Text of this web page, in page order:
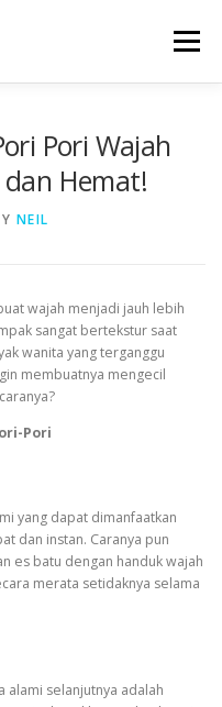
Menu
Pori Wajah
Hemat!
NEIL
wajah menjadi jauh lebih
sangat bertekstur saat
wanita yang terganggu
membuatnya mengecil
Pori
yang dapat dimanfaatkan
dan instan. Caranya pun
es batu dengan handuk wajah
merata setidaknya selama
alami selanjutnya adalah